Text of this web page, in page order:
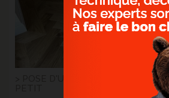
> POSE D'UN BATON ROMPU